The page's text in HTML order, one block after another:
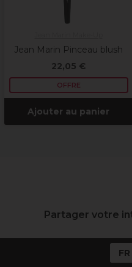
Jean Marin Pinceau blush
22,05 €
OFFRE
Ajouter au panier
Partager votre
FR